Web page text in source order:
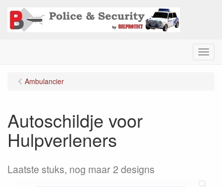
M
e
Ambulancier
Autoschildje voor
Hulpverleners
Laatste stuks, nog maar 2 designs